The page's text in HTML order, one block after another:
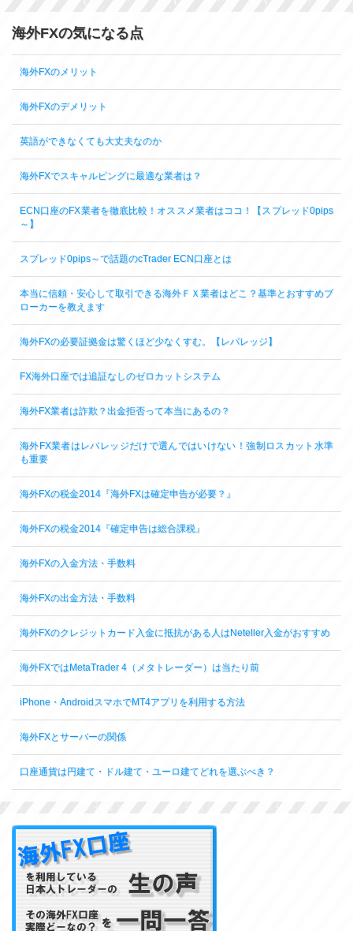
海外FXの気になる点
海外FXのメリット
海外FXのデメリット
英語ができなくても大丈夫なのか
海外FXでスキャルピングに最適な業者は？
ECN口座のFX業者を徹底比較！オススメ業者はココ！【スプレッド0pips
～】
スプレッド0pips～で話題のcTrader ECN口座とは
本当に信頼・安心して取引できる海外ＦＸ業者はどこ？基準とおすすめブ
ローカーを教えます
海外FXの必要証拠金は驚くほど少なくすむ。【レバレッジ】
FX海外口座では追証なしのゼロカットシステム
海外FX業者は詐欺？出金拒否って本当にあるの？
海外FX業者はレバレッジだけで選んではいけない！強制ロスカット水準
も重要
海外FXの税金2014『海外FXは確定申告が必要？』
海外FXの税金2014『確定申告は総合課税』
海外FXの入金方法・手数料
海外FXの出金方法・手数料
海外FXのクレジットカード入金に抵抗がある人はNeteller入金がおすすめ
海外FXではMetaTrader 4（メタトレーダー）は当たり前
iPhone・AndroidスマホでMT4アプリを利用する方法
海外FXとサーバーの関係
口座通貨は円建て・ドル建て・ユーロ建てどれを選ぶべき？